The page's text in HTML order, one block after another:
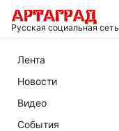
Русская социальная сеть
Лента
Новости
Видео
События